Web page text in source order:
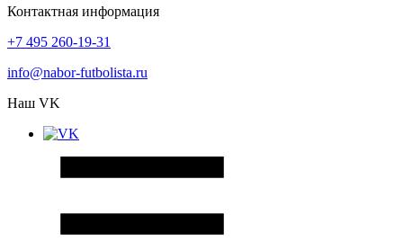
Контактная информация
+7 495 260-19-31
info@nabor-futbolista.ru
Наш VK